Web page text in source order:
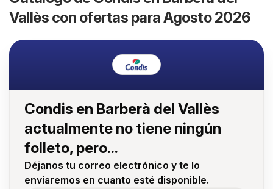
Vallès con ofertas para Agosto 2026
Condis en Barberà del Vallès
actualmente no tiene ningún
folleto, pero...
Déjanos tu correo electrónico y te lo
enviaremos en cuanto esté disponible.